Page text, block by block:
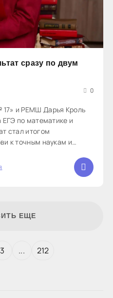
сразу по двум
0
и РЕМШ Дарья Кроль
ЕГЭ по математике и
стал итогом
к точным наукам и
этапов ВсОШ и
ЕЩЕ
3 ... 212